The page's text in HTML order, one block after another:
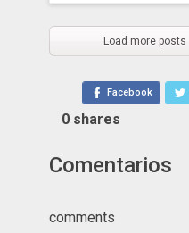
Load more posts
Facebook
0 shares
Comentarios
comments